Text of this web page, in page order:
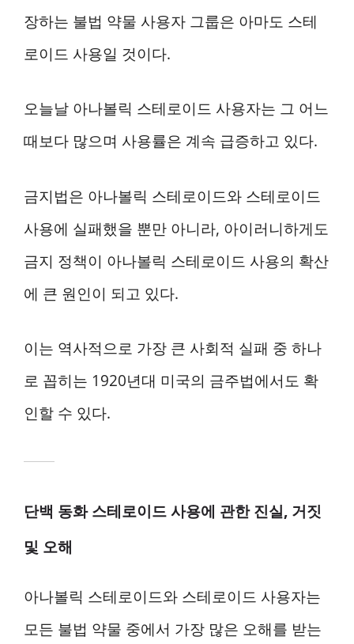
장하는 불법 약물 사용자 그룹은 아마도 스테
로이드 사용일 것이다.
오늘날 아나볼릭 스테로이드 사용자는 그 어느
때보다 많으며 사용률은 계속 급증하고 있다.
금지법은 아나볼릭 스테로이드와 스테로이드
사용에 실패했을 뿐만 아니라, 아이러니하게도
금지 정책이 아나볼릭 스테로이드 사용의 확산
에 큰 원인이 되고 있다.
이는 역사적으로 가장 큰 사회적 실패 중 하나
로 꼽히는 1920년대 미국의 금주법에서도 확
인할 수 있다.
단백 동화 스테로이드 사용에 관한 진실, 거짓
및 오해
아나볼릭 스테로이드와 스테로이드 사용자는
모든 불법 약물 중에서 가장 많은 오해를 받는